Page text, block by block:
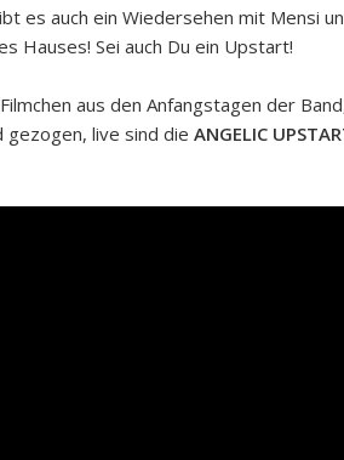
es auch ein Wiedersehen mit Mensi
Hauses! Sei auch Du ein Upstart!
aus den Anfangstagen der
gezogen, live sind dieANGELIC